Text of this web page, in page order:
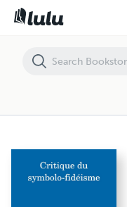
Critique du symbolo-fidéisme